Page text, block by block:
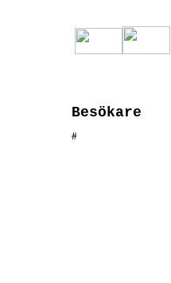
Besökare
#